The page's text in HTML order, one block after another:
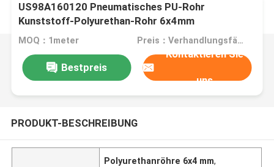
US98A160120 Pneumatisches PU-Rohr
Kunststoff-Polyurethan-Rohr 6x4mm
MOQ：1meter Preis：Verhandlungsfähig
Bestpreis
Kontaktieren Sie
uns
PRODUKT-BESCHREIBUNG
Polyurethanröhre 6x4 mm,